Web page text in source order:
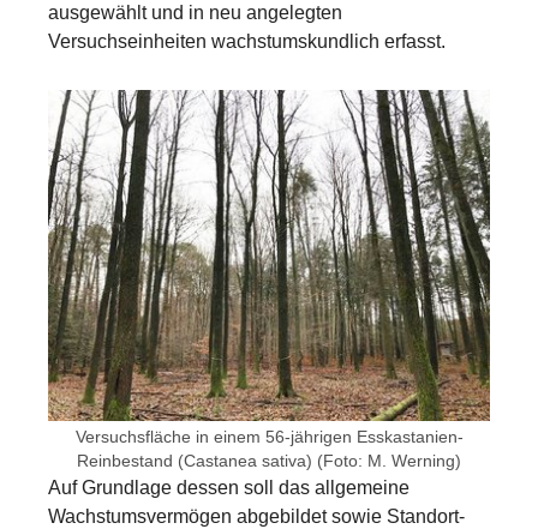
ausgewählt und in neu angelegten
Versuchseinheiten wachstumskundlich erfasst.
Show larger version for:
Versuchsfläche in einem 56-jährigen Esskastanien-
Reinbestand (Castanea sativa) (Foto: M. Werning)
Auf Grundlage dessen soll das allgemeine
Wachstumsvermögen abgebildet sowie Standort-